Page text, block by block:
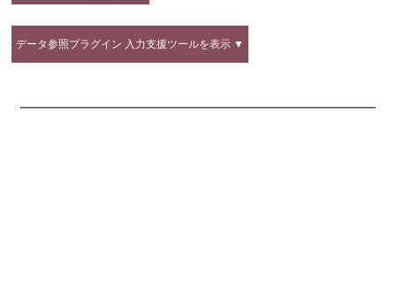
データ参照プラグイン 入力支援ツールを表示 ▼